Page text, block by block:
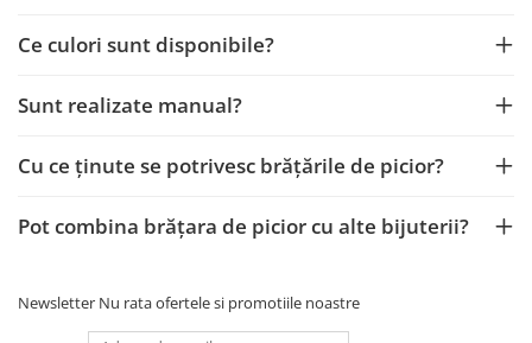
Ce culori sunt disponibile?
Sunt realizate manual?
Cu ce ținute se potrivesc brățările de picior?
Pot combina brățara de picior cu alte bijuterii?
Newsletter Nu rata ofertele si promotiile noastre